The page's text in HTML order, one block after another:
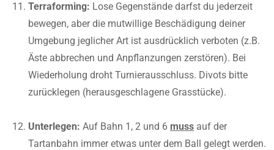
Terraforming: Lose Gegenstände darfst du jederzeit
bewegen, aber die mutwillige Beschädigung deiner
Umgebung jeglicher Art ist ausdrücklich verboten (z.B.
Äste abbrechen und Anpflanzungen zerstören). Bei
Wiederholung droht Turnierausschluss. Divots bitte
zurücklegen (herausgeschlagene Grasstücke).
Unterlegen: Auf Bahn 1, 2 und 6 muss auf der
Tartanbahn immer etwas unter dem Ball gelegt werden.